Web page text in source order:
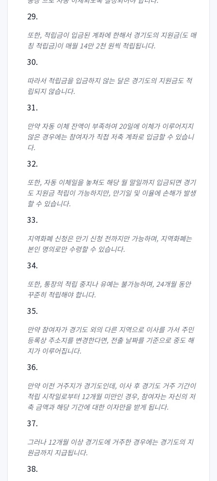
또한, 적립금이 입금된 계좌에 한해서 경기도의 지원금(도 매
칭 적립금)이 매월 14만 2천 원씩 적립됩니다.
따라서 적립금을 입금하지 않는 달은 경기도의 지원금도 적
립되지 않습니다.
만약 자동 이체 잔액이 부족하여 20일에 이체가 이루어지지
않은 경우에는 참여자가 직접 저축 계좌로 입금할 수 있습니
다.
또한, 자동 이체일을 놓쳐도 해당 월 말일까지 입금되면 경기
도 지원금 적립이 가능하지만, 만기일 및 이율에 손해가 발생
할 수 있습니다.
지역화폐 신청은 만기 신청 전까지만 가능하며, 지역화폐는
본인 명의로만 수령할 수 있습니다.
또한, 통장의 적립 중지나 유예는 불가능하며, 24개월 동안
꾸준히 적립해야 합니다.
만약 참여자가 경기도 외의 다른 지역으로 이사를 가서 주민
등록상 주소지를 변경한다면, 전출 날짜를 기준으로 중도 해
지가 이루어집니다.
만약 이전 거주지가 경기도인데, 이사 후 경기도 거주 기간이
적립 시작일로부터 12개월 미만인 경우, 참여자는 자신의 저
축 금액과 해당 기간에 대한 이자만을 받게 됩니다.
그러나 12개월 이상 경기도에 거주한 경우에는 경기도의 지
원금까지 지급됩니다.